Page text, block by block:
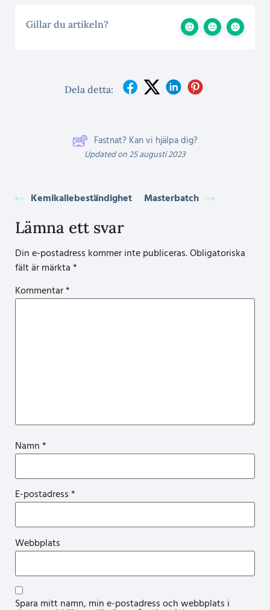
Gillar du artikeln?
Dela detta:
Fastnat? Kan vi hjälpa dig?
Updated on 25 augusti 2023
Kemikaliebeständighet Masterbatch
Lämna ett svar
Din e-postadress kommer inte publiceras.Obligatoriska
fält är märkta*
Kommentar*
Namn*
E-postadress*
Webbplats
Spara mitt namn, min e-postadress och webbplats i